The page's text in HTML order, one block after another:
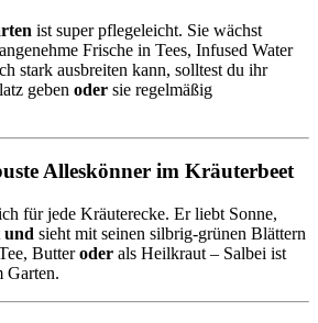
ist super pflegeleicht. Sie wächst
Frische in Tees, Infused Water
stark ausbreiten kann, solltest du ihr
geben oder sie regelmäßig
Alleskönner im Kräuterbeet
für jede Kräuterecke. Er liebt Sonne,
und sieht mit seinen silbrig-grünen Blättern
Butteroder als Heilkraut – Salbei ist
Garten.